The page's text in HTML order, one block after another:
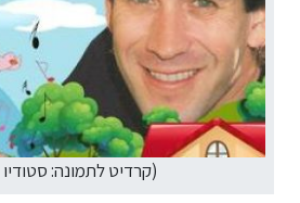
(קרדיט לתמונה: